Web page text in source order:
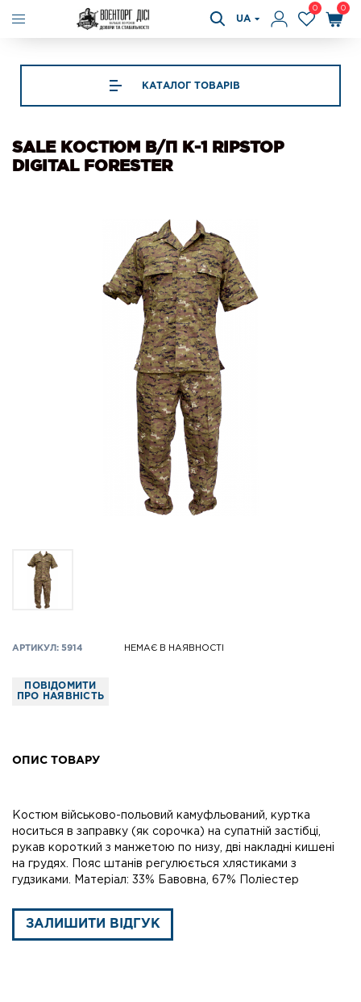
UA
0 0
КАТАЛОГ ТОВАРІВ
SALE КОСТЮМ В/П К-1 RIPSTOP
DIGITAL FORESTER
АРТИКУЛ: 5914 НЕМАЄ В НАЯВНОСТІ
ПОВІДОМИТИ
ПРО НАЯВНІСТЬ
ОПИС ТОВАРУ
Костюм військово-польовий камуфльований, куртка
носиться в заправку (як сорочка) на супатній застібці,
рукав короткий з манжетою по низу, дві накладні кишені
на грудях. Пояс штанів регулюється хлястиками з
гудзиками. Матеріал: 33% Бавовна, 67% Поліестер
ЗАЛИШИТИ ВІДГУК